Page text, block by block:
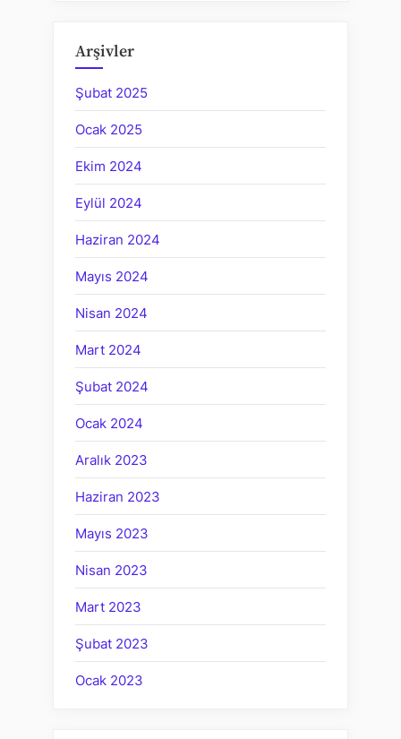
Arşivler
Şubat 2025
Ocak 2025
Ekim 2024
Eylül 2024
Haziran 2024
Mayıs 2024
Nisan 2024
Mart 2024
Şubat 2024
Ocak 2024
Aralık 2023
Haziran 2023
Mayıs 2023
Nisan 2023
Mart 2023
Şubat 2023
Ocak 2023